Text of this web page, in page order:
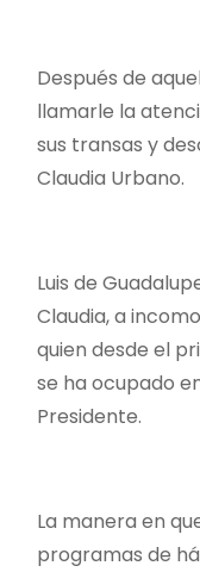
Después de
llamarle la
sus transas y
Claudia Urbano.
Luis de
Claudia, a
quien desde el
se ha ocupado
Presidente.
La manera en
programas de